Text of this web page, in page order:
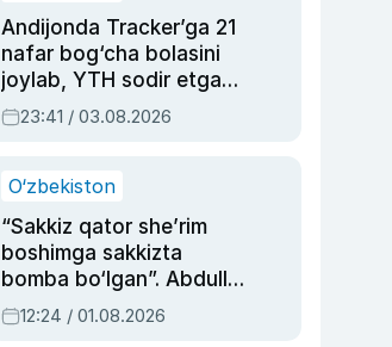
Andijonda Tracker’ga 21
nafar bog‘cha bolasini
joylab, YTH sodir etgan
ayolga sud hukmi o‘qildi
23:41 / 03.08.2026
O‘zbekiston
“Sakkiz qator she’rim
boshimga sakkizta
bomba bo‘lgan”. Abdulla
Oripovni siyosiy
ayblovlardan asrab
12:24 / 01.08.2026